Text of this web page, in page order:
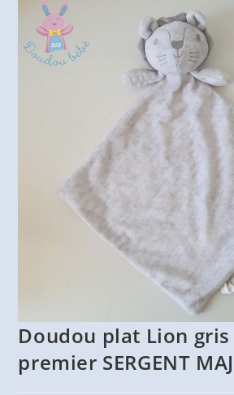
Doudou plat Lion
premier SERGENT